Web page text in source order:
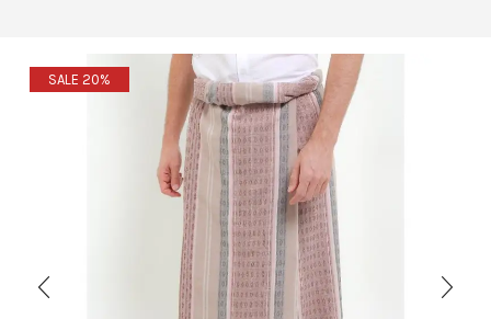
SALE 20%